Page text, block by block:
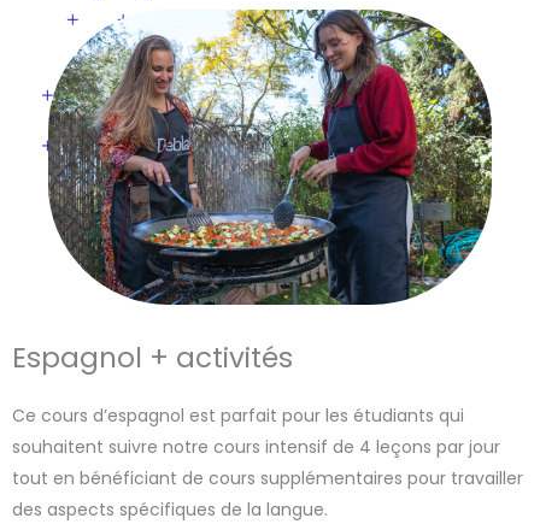
Espagnol + activités
Ce cours d’espagnol est parfait pour les étudiants qui
souhaitent suivre notre cours intensif de 4 leçons par jour
tout en bénéficiant de cours supplémentaires pour travailler
des aspects spécifiques de la langue.